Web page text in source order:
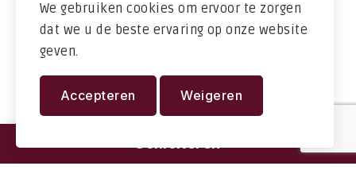
We gebruiken cookies om ervoor te zorgen
dat we u de beste ervaring op onze website
geven.
Accepteren Weigeren